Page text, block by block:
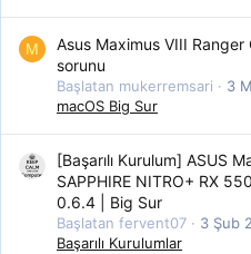
M
Asus Maximus VIII
sorunu
Başlatan mukerremsari 3
macOS Big Sur
[Başarılı Kurulum] ASUS
SAPPHIRE NITRO+ RX
0.6.4 | Big Sur
Başlatan fervent07 3 Şub
Başarılı Kurulumlar